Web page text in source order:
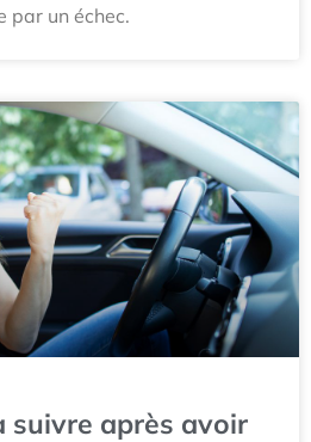
par un échec.
suivre après avoir